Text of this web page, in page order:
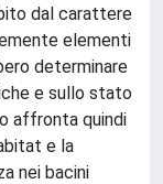
dal carattere
elementi
determinare
e sullo stato
affronta quindi
e la
nei bacini